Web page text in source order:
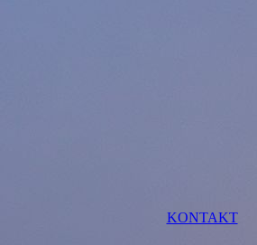
KONTAKT